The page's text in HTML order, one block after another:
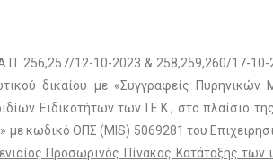
256,257/12-10-2023 & 258,259,260/17-
δικαίου με «Συγγραφείς
Ειδικοτήτων των Ι.Ε.Κ., στο πλαίσιο
με κωδικό ΟΠΣ (MIS) 5069281 του
Προσωρινός Πίνακας Κατάταξης